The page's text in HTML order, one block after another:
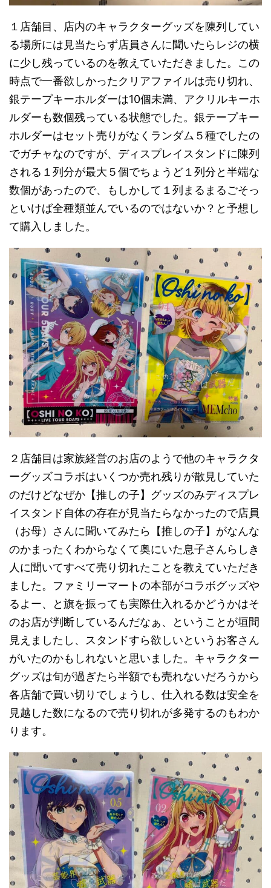
１店舗目、店内のキャラクターグッズを陳列してい
る場所には見当たらず店員さんに聞いたらレジの横
に少し残っているのを教えていただきました。この
時点で一番欲しかったクリアファイルは売り切れ、
銀テープキーホルダーは10個未満、アクリルキーホ
ルダーも数個残っている状態でした。銀テープキー
ホルダーはセット売りがなくランダム５種でしたの
でガチャなのですが、ディスプレイスタンドに陳列
される１列分が最大５個でちょうど１列分と半端な
数個があったので、もしかして１列まるまるごそっ
といけば全種類並んでいるのではないか？と予想し
て購入しました。
２店舗目は家族経営のお店のようで他のキャラクタ
ーグッズコラボはいくつか売れ残りが散見していた
のだけどなぜか【推しの子】グッズのみディスプレ
イスタンド自体の存在が見当たらなかったので店員
（お母）さんに聞いてみたら【推しの子】がなんな
のかまったくわからなくて奥にいた息子さんらしき
人に聞いてすべて売り切れたことを教えていただき
ました。ファミリーマートの本部がコラボグッズや
るよー、と旗を振っても実際仕入れるかどうかはそ
のお店が判断しているんだなぁ、ということが垣間
見えましたし、スタンドすら欲しいというお客さん
がいたのかもしれないと思いました。キャラクター
グッズは旬が過ぎたら半額でも売れないだろうから
各店舗で買い切りでしょうし、仕入れる数は安全を
見越した数になるので売り切れが多発するのもわか
ります。